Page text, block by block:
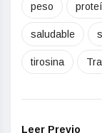
peso
saludable
tirosina
Leer Previo